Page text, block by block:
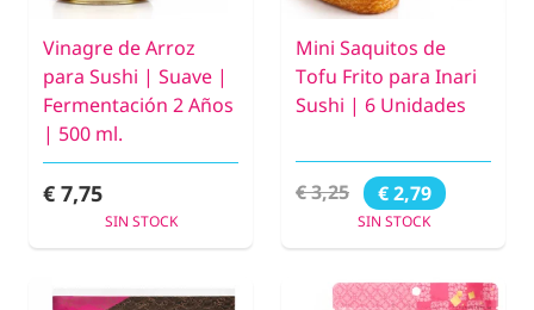
Vinagre de Arroz
para Sushi | Suave |
Fermentación 2 Años
| 500 ml.
€ 7,75
SIN STOCK
Mini Saquitos de
Tofu Frito para Inari
Sushi | 6 Unidades
€ 3,25 € 2,79
SIN STOCK